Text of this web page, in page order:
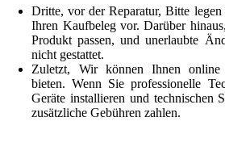
Dritte, vor der Reparatur, Bitte
Ihren Kaufbeleg vor. Darüber
Produkt passen, und unerlaubte
nicht gestattet.
Zuletzt, Wir können Ihnen online
bieten. Wenn Sie professionelle
Geräte installieren und technischen
zusätzliche Gebühren zahlen.